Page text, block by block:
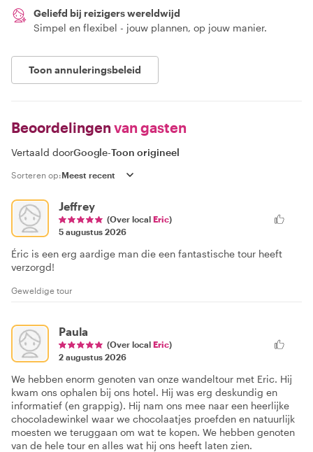
Geliefd bij reizigers wereldwijd
Simpel en flexibel - jouw plannen, op jouw manier.
Toon annuleringsbeleid
Beoordelingen van gasten
Vertaald doorGoogle-Toon origineel
Sorteren op:
Jeffrey
(Over local Eric)
5 augustus 2026
Éric is een erg aardige man die een fantastische tour heeft
verzorgd!
Geweldige tour
Paula
(Over local Eric)
2 augustus 2026
We hebben enorm genoten van onze wandeltour met Eric. Hij
kwam ons ophalen bij ons hotel. Hij was erg deskundig en
informatief (en grappig). Hij nam ons mee naar een heerlijke
chocoladewinkel waar we chocolaatjes proefden en natuurlijk
moesten we teruggaan om wat te kopen. We hebben genoten
van de hele tour en alles wat hij ons heeft laten zien.